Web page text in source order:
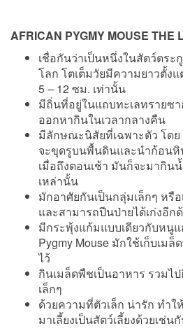
AFRICAN PYGMY MOUSE THE
เชื่อกันว่าเป็นหนึ่งในสัตว์ตร
โลก โตเต็มวัยมีความยาวตั้ง
5 – 12 ซม. เท่านั้น
มีถิ่นที่อยู่ในแถบทะเลทรายซ
ออกหากินในเวลากลางคืน
มีลักษณะนิสัยที่เฉพาะตัว โดย
จะขุดรูบนพื้นดินและนำก้อนหิ
เมื่อถึงตอนเช้า มันก็จะมากิน
เหล่านั้น
มักอาศัยกันเป็นกลุ่มเล็กๆ หรื
และสามารถปีนป่ายได้เก่งอีก
มีกระพุ้งแก้มแบบเดียวกับหนูแ
Pygmy Mouse มักใช้เก็บเม
ไว้
กินเมล็ดพืชเป็นอาหาร รวมไ
เล็กๆ
ด้วยความที่ตัวเล็ก น่ารัก ทำ
มาเลี้ยงเป็นสัตว์เลี้ยงด้วยเช่น